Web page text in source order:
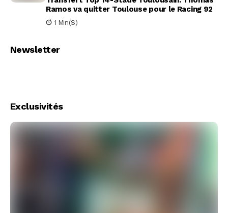
Ramos va quitter Toulouse pour le Racing 92
1 Min(s)
Newsletter
Exclusivités